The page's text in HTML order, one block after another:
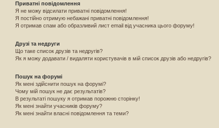
Приватні повідомлення
Я не можу відсилати приватні повідомлення!
Я постійно отримую небажані приватні повідомлення!
Я отримав спам або образливий лист email від учасника цього форуму!
Друзі та недруги
Що таке список друзів та недругів?
Як я можу додавати / видаляти користувачів в мій список друзів або недругів?
Пошук на форумі
Як мені здійснити пошук на форумі?
Чому мій пошук не дає результатів?
В результаті пошуку я отримав порожню сторінку!
Як мені знайти учасників форуму?
Як мені знайти власні повідомлення та теми?